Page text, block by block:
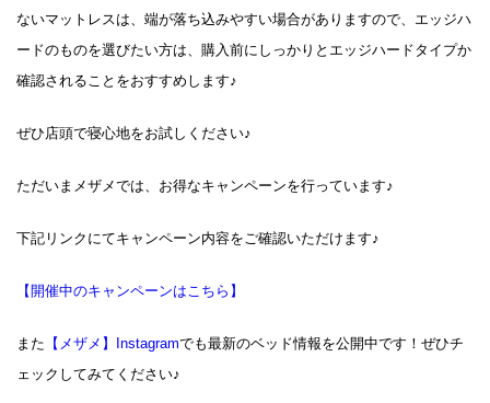
ないマットレスは、端が落ち込みやすい場合がありますので、エッジハ
ードのものを選びたい方は、購入前にしっかりとエッジハードタイプか
確認されることをおすすめします♪
ぜひ店頭で寝心地をお試しください♪
ただいまメザメでは、お得なキャンペーンを行っています♪
下記リンクにてキャンペーン内容をご確認いただけます♪
【開催中のキャンペーンはこちら】
また 【メザメ】Instagramでも最新のベッド情報を公開中です！ぜひチ
ェックしてみてください♪